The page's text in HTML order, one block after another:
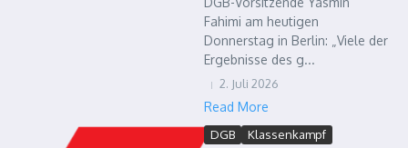
Fahimi am heutigen
Donnerstag in Berlin: „Viele der
Ergebnisse des g...
2. Juli 2026
Read More
DGB Klassenkampf